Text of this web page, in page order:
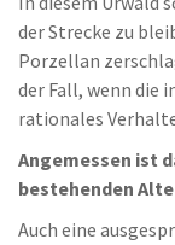
der Strecke zu
Porzellan
der Fall, wenn die
rationales
Angemessen ist
bestehenden
Auch eine